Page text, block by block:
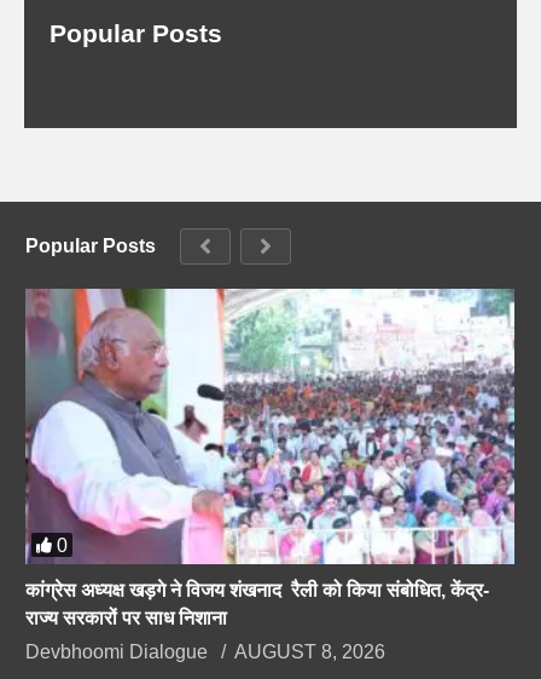
Popular Posts
Popular Posts
0
कांग्रेस अध्यक्ष खड़गे ने विजय शंखनाद रैली को किया संबोधित, केंद्र-
राज्य सरकारों पर साध निशाना
Devbhoomi Dialogue
AUGUST 8, 2026